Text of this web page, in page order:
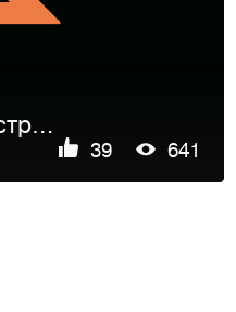
Logotype | Станкостроение СтанG
39 641